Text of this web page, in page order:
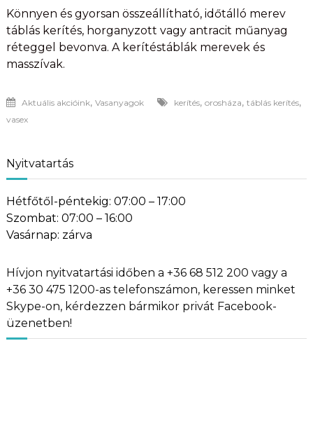
Könnyen és gyorsan összeállítható, időtálló merev
táblás kerítés, horganyzott vagy antracit műanyag
réteggel bevonva. A kerítéstáblák merevek és
masszívak.
Aktuális akcióink, Vasanyagok kerítés, orosháza, táblás kerítés,
vasex
Nyitvatartás
Hétfőtől-péntekig: 07:00 – 17:00
Szombat: 07:00 – 16:00
Vasárnap: zárva
Hívjon nyitvatartási időben a +36 68 512 200 vagy a
+36 30 475 1200-as telefonszámon, keressen minket
Skype-on, kérdezzen bármikor privát Facebook-
üzenetben!